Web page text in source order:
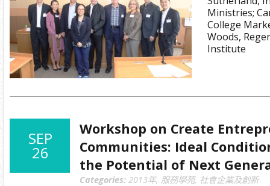
Ministries;
College
Woods,
Institute
SEP
26
Workshop on Create
Communities: Ideal
the Potential of Next
Categories: 2013年, 服務學苑, 社會企業及創新